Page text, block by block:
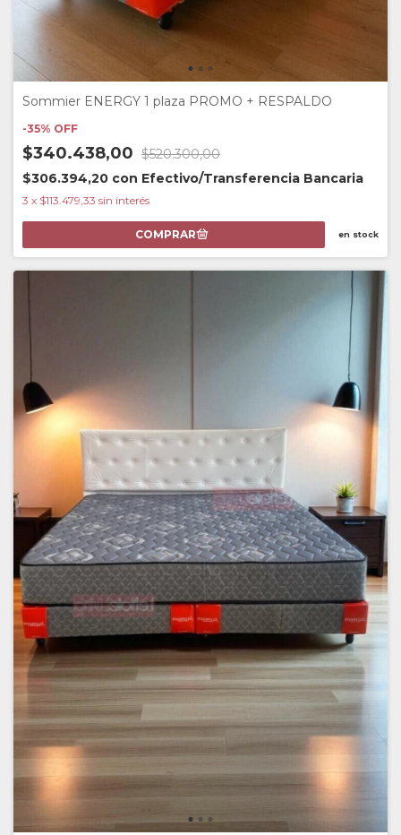
Sommier ENERGY 1 plaza PROMO + RESPALDO
-35% OFF
$340.438,00 $520.300,00
$306.394,20 con Efectivo/Transferencia Bancaria
3 x $113.479,33 sin interés
en stock